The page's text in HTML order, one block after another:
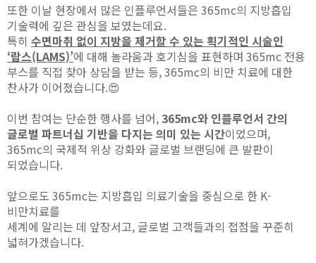
또한 이날 현장에서 많은 인플루언서들은 365mc의 지방흡입
기술력에 깊은 관심을 보였는데요.
특히 수면마취 없이 지방을 제거할 수 있는 획기적인 시술인
‘람스(LAMS)’에 대해 놀라움과 호기심을 표현하며 365mc 전용
부스를 직접 찾아 상담을 받는 등, 365mc의 비만 치료에 대한
찬사가 이어졌습니다.😍
이번 참여는 단순한 행사를 넘어,365mc와 인플루언서 간의
글로벌 파트너십 기반을 다지는 의미 있는 시간이었으며,
365mc의 국제적 위상 강화와 글로벌 브랜딩에 큰 발판이
되었습니다.
앞으로도 365mc는 지방흡입 의료기술을 중심으로 한 K-
비만치료를
세계에 알리는 데 앞장서고, 글로벌 고객들과의 접점을 꾸준히
넓혀가겠습니다.